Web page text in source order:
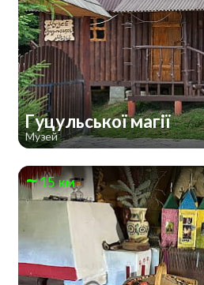
Гуцульської магії
Музей
15 км